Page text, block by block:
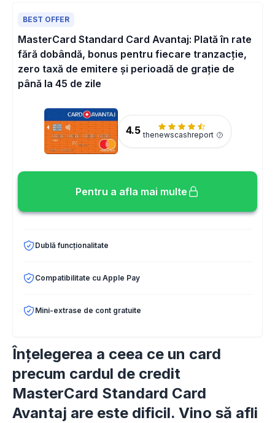
BEST OFFER
MasterCard Standard Card Avantaj: Plată în rate
fără dobândă, bonus pentru fiecare tranzacție,
zero taxă de emitere și perioadă de grație de
până la 45 de zile
4.5 thenewscashreport
Pentru a afla mai multe
Dublă funcționalitate
Compatibilitate cu Apple Pay
Mini-extrase de cont gratuite
Înțelegerea a ceea ce un card
precum cardul de credit
MasterCard Standard Card
Avantaj are este dificil. Vino să afli